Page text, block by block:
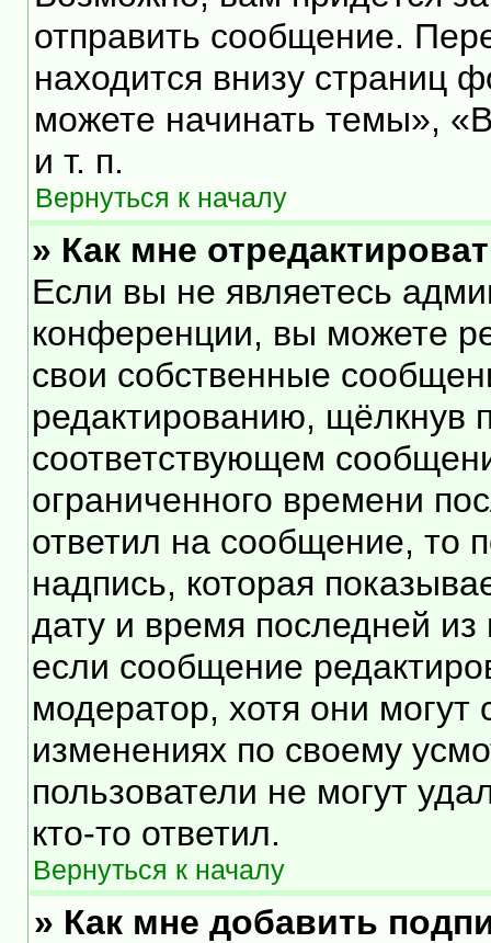
отправить сообщение.
находится внизу
можете начинать темы»,
и т. п.
Вернуться к началу
» Как мне
Если вы не являетесь
конференции, вы можете
свои собственные
редактированию, щёлкнув
соответствующем
ограниченного времени
ответил на сообщение, то
надпись, которая
дату и время последней
если сообщение
модератор, хотя они
изменениях по своему
пользователи не могут
кто-то ответил.
Вернуться к началу
» Как мне добавить